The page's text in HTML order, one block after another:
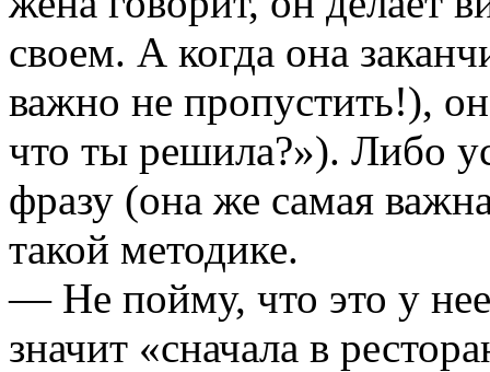
своем. А когда она
важно не пропустить!),
что ты решила?»). Либо
фразу (она же самая
такой методике.
— Не пойму, что это у
значит «сначала в